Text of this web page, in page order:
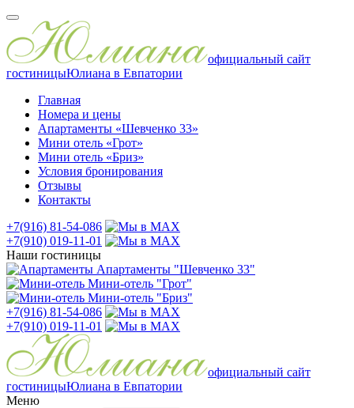
официальный сайт
гостиницыЮлиана в Евпатории
Главная
Номера и цены
Апартаменты «Шевченко 33»
Мини отель «Грот»
Мини отель «Бриз»
Условия бронирования
Отзывы
Контакты
+7(916) 81-54-086
+7(910) 019-11-01
Наши гостиницы
Апартаменты "Шевченко 33"
Мини-отель "Грот"
Мини-отель "Бриз"
+7(916) 81-54-086
+7(910) 019-11-01
официальный сайт
гостиницыЮлиана в Евпатории
Меню